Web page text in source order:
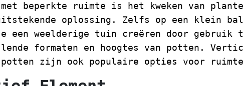
met beperkte ruimte is het kweken van
oplossing. Zelfs op een klein
een weelderige tuin creëren door gebruik
formaten en hoogtes van potten.
potten zijn ook populaire opties voor